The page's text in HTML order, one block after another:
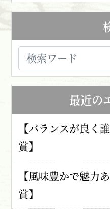
最近の
【バランスが良く
賞】
【風味豊かで魅力
賞】